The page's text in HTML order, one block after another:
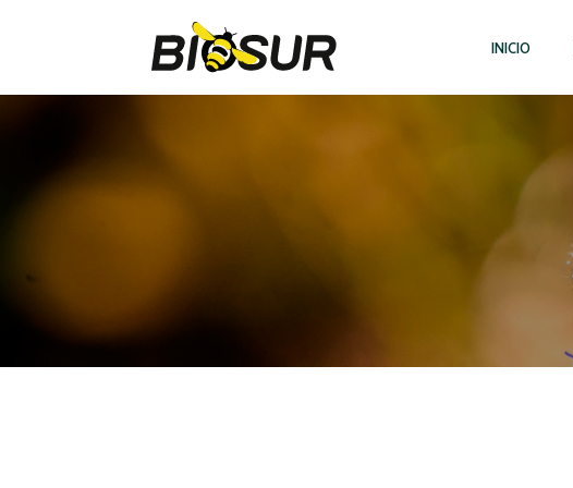
INICIO